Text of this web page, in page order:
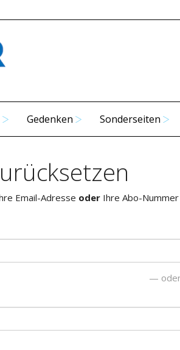
Gedenken Sonderseiten